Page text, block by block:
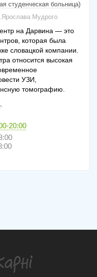
студенческая больница)
Мудрого
на Дарвина — это
которая была
словацкой компании.
относится высокая
УЗИ,
томографию.
20:00